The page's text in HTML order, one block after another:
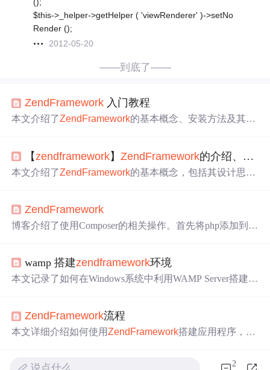
();
$this->_helper->getHelper ( 'viewRenderer' )->setNo
Render ();
2012-05-20
——到底了——
ZendFramework 入门教程
本文介绍了Zend Framework的基本概念、安装方法及其M
录过程中的具体应用。
【 zendframework】ZendFramework的介绍、安装和实例运行
本文介绍了Zend Framework的基本概念，包括其设计思
创建和运行一个基本的控制器。
ZendFramework
博客介绍了使用Composer的相关操作。首先将php添加到目
绍了创建虚拟主机的步骤，包括取消注释、编辑文件、添
加DNS记录等，最后重启apache生效。
wamp 搭建zendframework环境
本文记录了如何在Windows系统中利用WAMP Server搭建Z
_path中，以及修改Apache配置文件httpd.conf，将AllowOve
rride设置为All并启用rewrite模块。最后别忘了重启WAMP
ZendFramework流程
本文详细介绍如何使用Zend Framework搭建应用程序，包
说点什么… 2